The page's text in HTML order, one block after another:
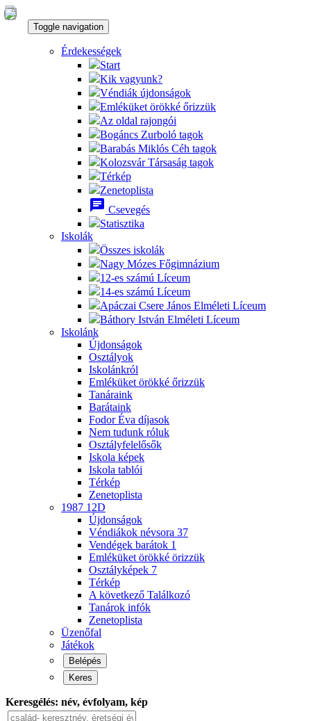
Toggle navigation
Érdekességek
Start
Kik vagyunk?
Véndiák újdonságok
Emléküket örökké őrizzük
Az oldal rajongói
Bogáncs Zurboló tagok
Barabás Miklós Céh tagok
Kolozsvár Társaság tagok
Térkép
Zenetoplista
chat Csevegés
Statisztika
Iskolák
Összes iskolák
Nagy Mózes Főgimnázium
12-es számú Líceum
14-es számú Líceum
Apáczai Csere János Elméleti Líceum
Báthory István Elméleti Líceum
Iskolánk
Újdonságok
Osztályok
Iskolánkról
Emléküket örökké őrizzük
Tanáraink
Barátaink
Fodor Éva díjasok
Nem tudunk róluk
Osztályfelelősők
Iskola képek
Iskola tablói
Térkép
Zenetoplista
1987 12D
Újdonságok
Véndiákok névsora 37
Vendégek barátok 1
Emléküket örökké örizzük
Osztályképek 7
Térkép
A következő Találkozó
Tanárok infók
Zenetoplista
Üzenőfal
Játékok
Belépés
Keres
Keresgélés: név, évfolyam, kép